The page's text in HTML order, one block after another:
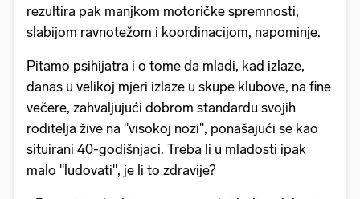
rezultira pak manjkom motoričke spremnosti,
slabijom ravnotežom i koordinacijom, napominje.
Pitamo psihijatra i o tome da mladi, kad izlaze,
danas u velikoj mjeri izlaze u skupe klubove, na fine
večere, zahvaljujući dobrom standardu svojih
roditelja žive na "visokoj nozi", ponašajući se kao
situirani 40-godišnjaci. Treba li u mladosti ipak
malo "ludovati", je li to zdravije?